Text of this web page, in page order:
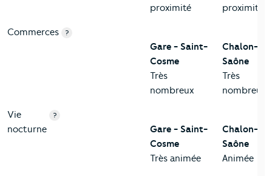
proximité
proximité
Commerces ?
Gare - Saint-
Cosme
Très
nombreux
Chalon-
Saône
Très
nombreux
Vie
nocturne
?
Gare - Saint-
Cosme
Très animée
Chalon-
Saône
Animée